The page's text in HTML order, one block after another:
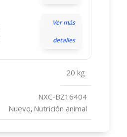
Ver más
detalles
20 kg
NXC-BZ16404
Nuevo, Nutrición animal